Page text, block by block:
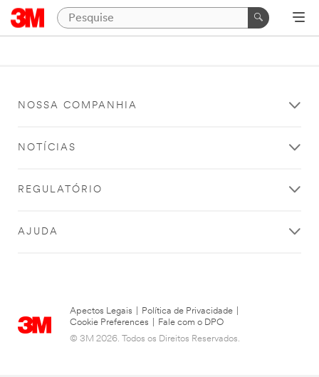
NOSSA COMPANHIA
NOTÍCIAS
REGULATÓRIO
AJUDA
Apectos Legais Política de Privacidade
Cookie Preferences
Fale com o DPO
© 3M 2026. Todos os Direitos Reservados.